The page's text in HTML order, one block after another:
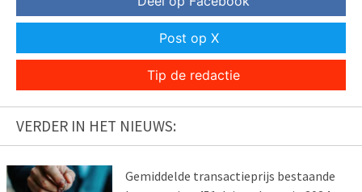
Post op X
Tip de redactie
VERDER IN HET NIEUWS:
Gemiddelde transactieprijs bestaande